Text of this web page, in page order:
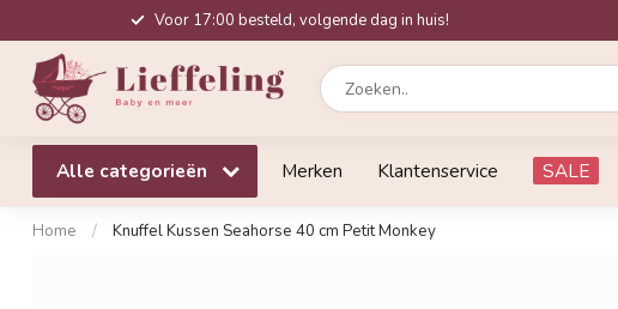
Voor 17:00 besteld, volgende dag in huis!
Alle categorieën Merken Klantenservice SALE
Home / Knuffel Kussen Seahorse 40 cm Petit Monkey